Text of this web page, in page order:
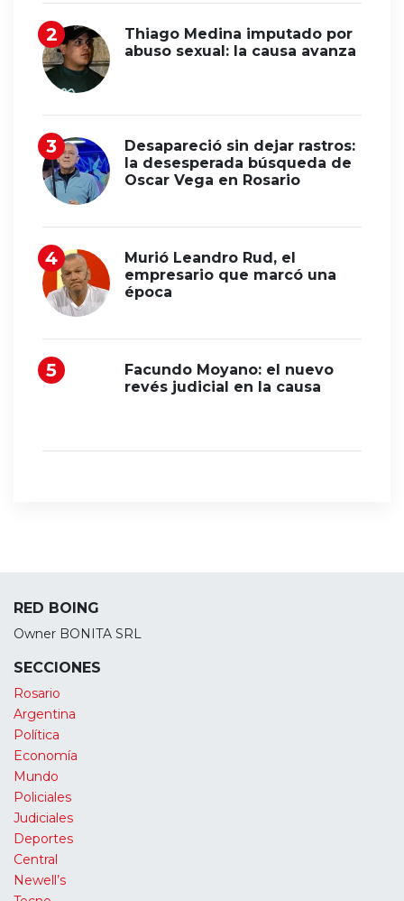
Thiago Medina imputado por
abuso sexual: la causa avanza
Desapareció sin dejar rastros:
la desesperada búsqueda de
Oscar Vega en Rosario
Murió Leandro Rud, el
empresario que marcó una
época
Facundo Moyano: el nuevo
revés judicial en la causa
RED BOING
Owner BONITA SRL
SECCIONES
Rosario
Argentina
Política
Economía
Mundo
Policiales
Judiciales
Deportes
Central
Newell’s